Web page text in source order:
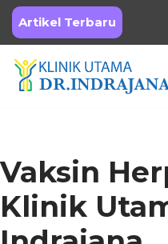
Skip
to
content
Artikel Terbaru
Vaksin
Klinik